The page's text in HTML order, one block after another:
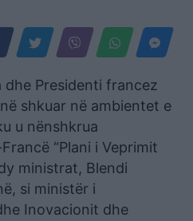
dhe Presidenti francez
shkuar në ambientet e
u nënshkrua
“Plani i Veprimit
ministrat, Blendi
si ministër i
Inovacionit dhe